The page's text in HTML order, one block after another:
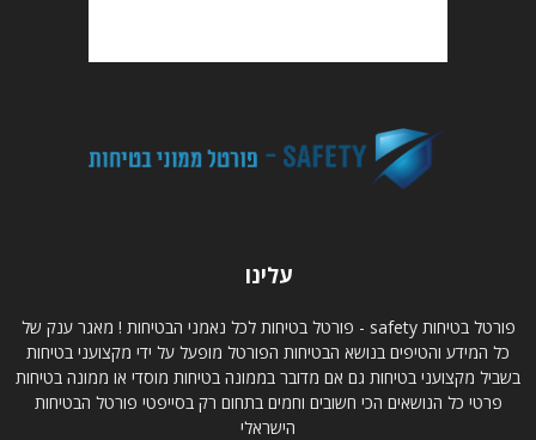
עלינו
פורטל בטיחות safety - פורטל בטיחות לכל נאמני הבטיחות ! מאגר ענק של
כל המידע והטיפים בנושא הבטיחות הפורטל מופעל על ידי מקצועני בטיחות
בשביל מקצועני בטיחות גם אם מדובר בממונה בטיחות מוסדי או ממונה בטיחות
פרטי כל הנושאים הכי חשובים וחמים בתחום רק בסייפטי פורטל הבטיחות
הישראלי